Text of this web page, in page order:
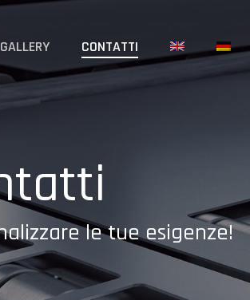
GALLERY CONTATTI
le tue esigenze!